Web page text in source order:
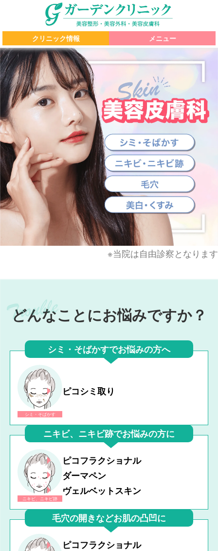
クリニック情報 メニュー
※当院は自由診察となります
どんなことにお悩みですか？
シミ・そばかすでお悩みの方へ
シミ・そばかす
ピコシミ取り
ニキビ、ニキビ跡でお悩みの方に
ニキビ、ニキビ跡
ピコフラクショナル
ダーマペン
ヴェルベットスキン
毛穴の開きなどお肌の凸凹に
ピコフラクショナル